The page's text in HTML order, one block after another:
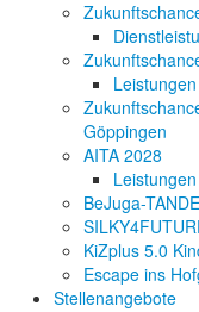
Leistungen
Göppingen
AITA 2028
Leistungen
BeJuga-
KiZplus 5.0
Escape ins
Stellenangebote